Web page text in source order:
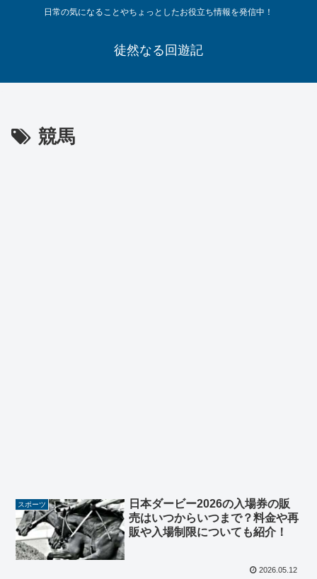
日常の気になることやちょっとしたお役立ち情報を発信中！
徒然なる回遊記
競馬
スポーツ
日本ダービー2026の入場券の販
売はいつからいつまで？料金や再
販や入場制限についても紹介！
2026.05.12